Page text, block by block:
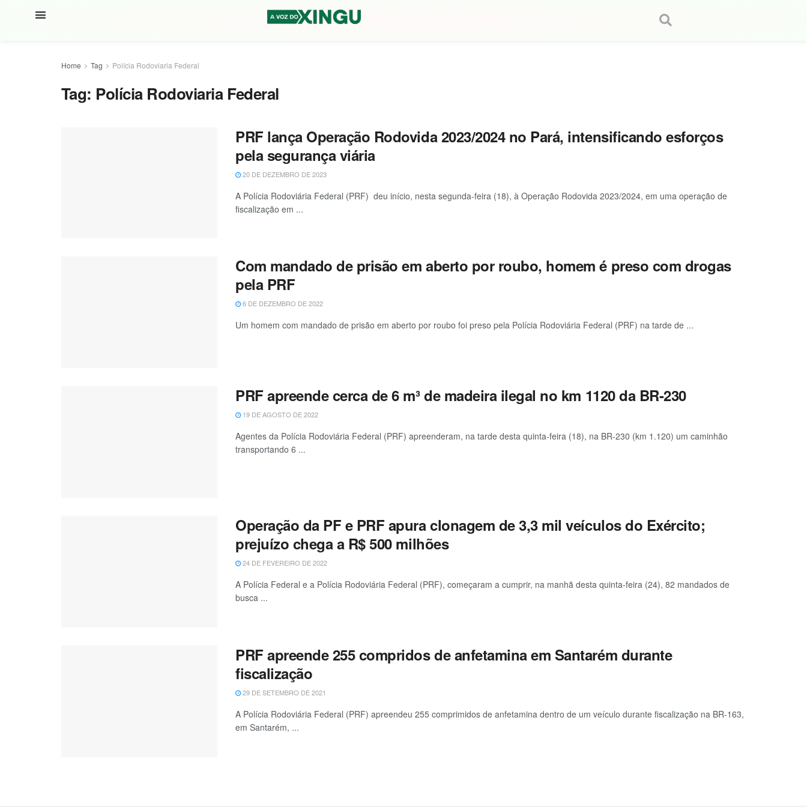
Home Tag Polícia Rodoviaria Federal
Tag: Polícia Rodoviaria Federal
PRF lança Operação Rodovida 2023/2024 no Pará, intensificando esforços
pela segurança viária
20 DE DEZEMBRO DE 2023
A Polícia Rodoviária Federal (PRF) deu início, nesta segunda-feira (18), à Operação Rodovida 2023/2024, em uma operação de
fiscalização em ...
Com mandado de prisão em aberto por roubo, homem é preso com drogas
pela PRF
6 DE DEZEMBRO DE 2022
Um homem com mandado de prisão em aberto por roubo foi preso pela Polícia Rodoviária Federal (PRF) na tarde de ...
PRF apreende cerca de 6 m³ de madeira ilegal no km 1120 da BR-230
19 DE AGOSTO DE 2022
Agentes da Polícia Rodoviária Federal (PRF) apreenderam, na tarde desta quinta-feira (18), na BR-230 (km 1.120) um caminhão
transportando 6 ...
Operação da PF e PRF apura clonagem de 3,3 mil veículos do Exército;
prejuízo chega a R$ 500 milhões
24 DE FEVEREIRO DE 2022
A Polícia Federal e a Polícia Rodoviária Federal (PRF), começaram a cumprir, na manhã desta quinta-feira (24), 82 mandados de
busca ...
PRF apreende 255 compridos de anfetamina em Santarém durante
fiscalização
29 DE SETEMBRO DE 2021
A Polícia Rodoviária Federal (PRF) apreendeu 255 comprimidos de anfetamina dentro de um veículo durante fiscalização na BR-163,
em Santarém, ...